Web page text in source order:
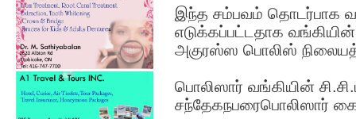
இந்த சம்பவம் தொடர்பாக
எடுக்கப்பட்டதாக
அகுரஸ்ஸ பொலிஸ்
பொலிஸார் வங்கியின்
சந்தேகநபரைபொலிஸார்